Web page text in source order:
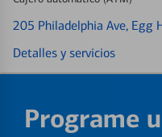
205 Philadelphia Ave, Egg
Detalles y servicios
Programe